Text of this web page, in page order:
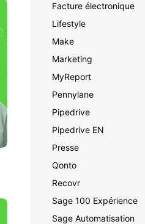
Facture électronique
Lifestyle
Make
Marketing
MyReport
Pennylane
Pipedrive
Pipedrive EN
Presse
Qonto
Recovr
Sage 100 Expérience
Sage Automatisation